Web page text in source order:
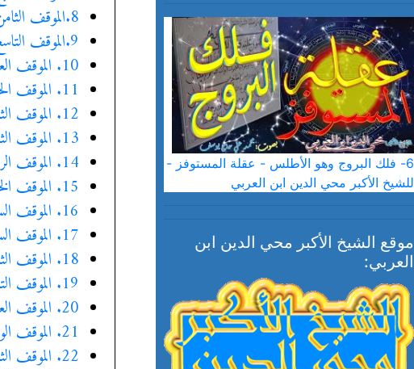
6- فلك البروج وهو الأطلس - عقلة المستوفز -
للشيخ الأكبر محي الدين ابن العربي
موقع الشيخ الأكبر محي الدين ابن
العربي:
8.الموقف الثامن
9.الموقف التاسع
10. الموقف العاشر
11. الموقف الحادي عشر
12. الموقف الثاني عشر
13. الموقف الثالث عشر
14. الموقف الرابع عشر
15. الموقف الخامس عشر
16. الموقف السادس عشر
17. الموقف السابع عشر
18. الموقف الثامن عشر
19. الموقف التاسع عشر
20. الموقف العشرون
21. الموقف الواحد والعشرون
22. الموقف الثاني والعشرون